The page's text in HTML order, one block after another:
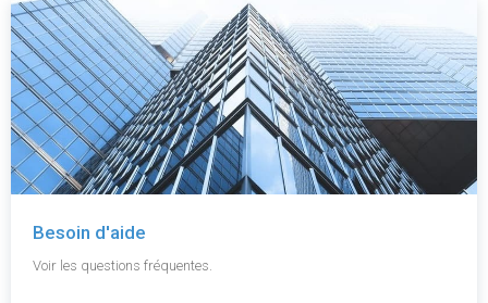
Besoin d'aide
Voir les questions fréquentes.